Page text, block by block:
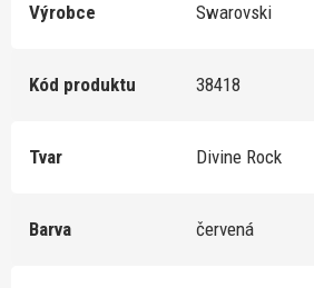
Výrobce Swarovski
Kód produktu 38418
Tvar Divine Rock
Barva červená